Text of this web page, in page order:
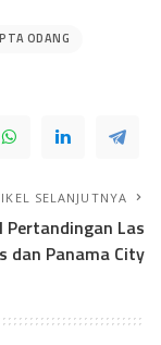
ODANG
SELANJUTNYA
Pertandingan Las
dan Panama City